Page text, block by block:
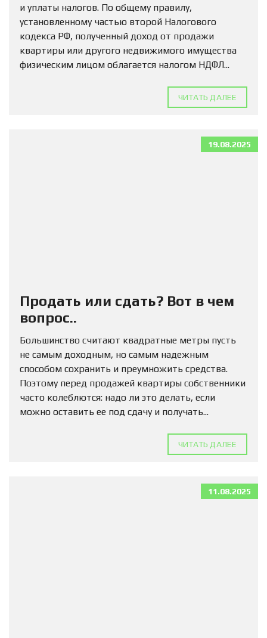
и уплаты налогов. По общему правилу,
установленному частью второй Налогового
кодекса РФ, полученный доход от продажи
квартиры или другого недвижимого имущества
физическим лицом облагается налогом НДФЛ...
ЧИТАТЬ ДАЛЕЕ
19.08.2025
Продать или сдать? Вот в чем
вопрос..
Большинство считают квадратные метры пусть
не самым доходным, но самым надежным
способом сохранить и преумножить средства.
Поэтому перед продажей квартиры собственники
часто колеблются: надо ли это делать, если
можно оставить ее под сдачу и получать...
ЧИТАТЬ ДАЛЕЕ
11.08.2025